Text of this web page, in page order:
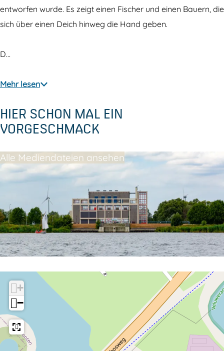
entworfen wurde. Es zeigt einen Fischer und einen Bauern, die
sich über einen Deich hinweg die Hand geben.
D…
Mehr lesen
HIER SCHON MAL EIN
VORGESCHMACK
Alle Mediendateien ansehen
+
−